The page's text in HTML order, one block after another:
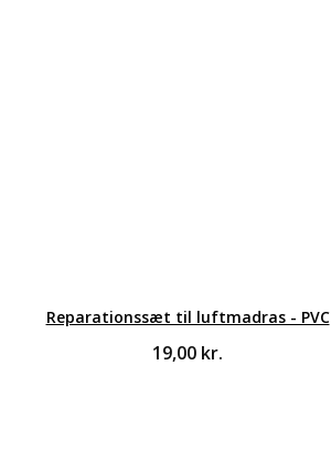
Reparationssæt til luftmadras - PVC
19,00 kr.